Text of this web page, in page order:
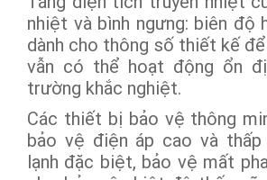
nhiệt và bình ngưng: biên độ
dành cho thông số thiết kế
vẫn có thể hoạt động ổn
trường khắc nghiệt.
Các thiết bị bảo vệ thông
bảo vệ điện áp cao và
lạnh đặc biệt, bảo vệ mất